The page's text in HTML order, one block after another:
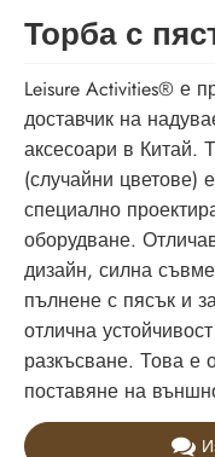
Торба с
Leisure Activities® е
доставчик на
аксесоари в Китай.
(случайни цветове)
специално
оборудване.
дизайн, силна
пълнене с пясък и
отлична
разкъсване. Това е
поставяне на